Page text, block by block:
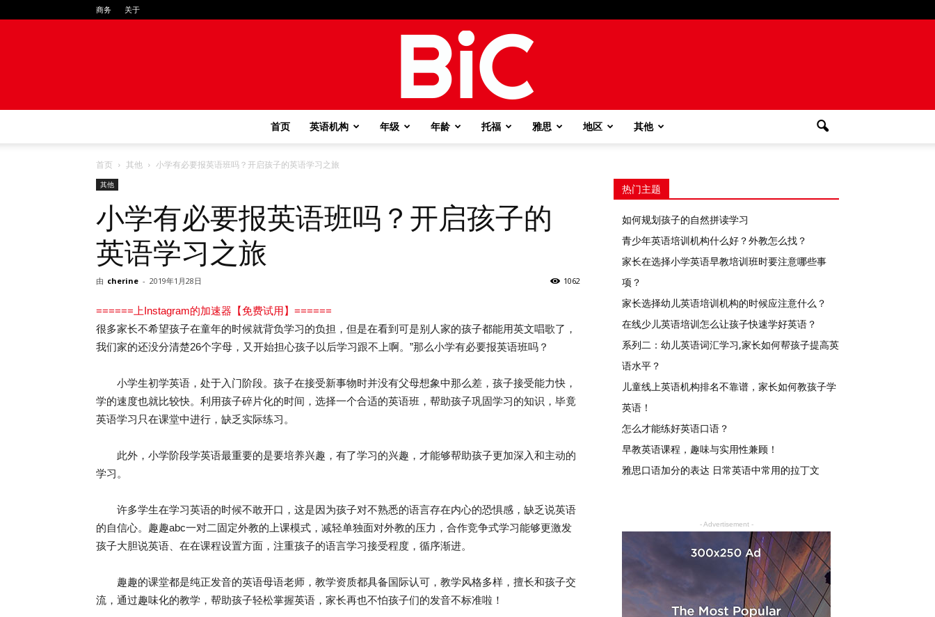
商务 关于
首页 英语机构 年级 年龄 托福 雅思 地区 其他
首页 其他 小学有必要报英语班吗？开启孩子的英语学习之旅
其他
小学有必要报英语班吗？开启孩子的
英语学习之旅
由 cherine - 2019年1月28日 1062
======上Instagram的加速器【免费试用】======
很多家长不希望孩子在童年的时候就背负学习的负担，但是在看到可是别人家的孩子都能用英文唱歌了，
我们家的还没分清楚26个字母，又开始担心孩子以后学习跟不上啊。”那么小学有必要报英语班吗？
小学生初学英语，处于入门阶段。孩子在接受新事物时并没有父母想象中那么差，孩子接受能力快，
学的速度也就比较快。利用孩子碎片化的时间，选择一个合适的英语班，帮助孩子巩固学习的知识，毕竟
英语学习只在课堂中进行，缺乏实际练习。
此外，小学阶段学英语最重要的是要培养兴趣，有了学习的兴趣，才能够帮助孩子更加深入和主动的
学习。
许多学生在学习英语的时候不敢开口，这是因为孩子对不熟悉的语言存在内心的恐惧感，缺乏说英语
的自信心。趣趣abc一对二固定外教的上课模式，减轻单独面对外教的压力，合作竞争式学习能够更激发
孩子大胆说英语、在在课程设置方面，注重孩子的语言学习接受程度，循序渐进。
趣趣的课堂都是纯正发音的英语母语老师，教学资质都具备国际认可，教学风格多样，擅长和孩子交
流，通过趣味化的教学，帮助孩子轻松掌握英语，家长再也不怕孩子们的发音不标准啦！
热门主题
如何规划孩子的自然拼读学习
青少年英语培训机构什么好？外教怎么找？
家长在选择小学英语早教培训班时要注意哪些事
项？
家长选择幼儿英语培训机构的时候应注意什么？
在线少儿英语培训怎么让孩子快速学好英语？
系列二：幼儿英语词汇学习,家长如何帮孩子提高英
语水平？
儿童线上英语机构排名不靠谱，家长如何教孩子学
英语！
怎么才能练好英语口语？
早教英语课程，趣味与实用性兼顾！
雅思口语加分的表达 日常英语中常用的拉丁文
- Advertisement -